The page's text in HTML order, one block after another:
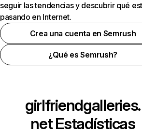
seguir las tendencias y descubrir qué
pasando en Internet.
Crea una cuenta en Semrush
¿Qué es Semrush?
girlfriendgalleries.
netEstadísticas